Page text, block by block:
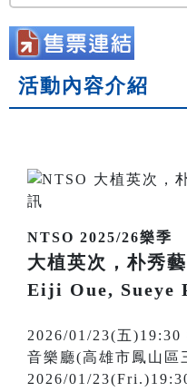
活動內容介紹
NTSO 2025/26樂季
大植英次，朴秀
Eiji Oue, Sueye
2026/01/23(五)19:30
音樂廳(高雄市鳳山區
2026/01/